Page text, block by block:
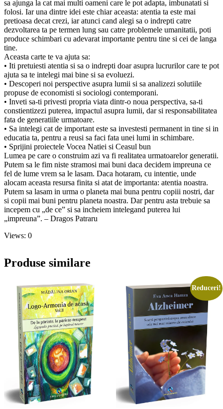
sa ajunga la cat mai multi oameni care le pot adapta, imbunatati si
folosi. Iar una dintre idei este chiar aceasta: atentia ta este mai
pretioasa decat crezi, iar atunci cand alegi sa o indrepti catre
dezvoltarea ta pe termen lung sau catre problemele umanitatii, poti
produce schimbari cu adevarat importante pentru tine si cei de langa
tine.
Aceasta carte te va ajuta sa:
• Iti pretuiesti atentia si sa o indrepti doar asupra lucrurilor care te pot
ajuta sa te intelegi mai bine si sa evoluezi.
• Descoperi noi perspective asupra lumii si sa analizezi solutiile
propuse de economisti si sociologi contemporani.
• Inveti sa-ti privesti propria viata dintr-o noua perspectiva, sa-ti
constientizezi puterea, impactul asupra lumii, dar si responsabilitatea
fata de generatiile urmatoare.
• Sa intelegi cat de important este sa investesti permanent in tine si in
educatia ta, pentru a reusi sa faci fata unei lumi in schimbare.
• Sprijini proiectele Vocea Natiei si Ceasul bun
Lumea pe care o construim azi va fi realitatea urmatoarelor generatii.
Putem sa le fim niste stramosi mai buni daca decidem impreuna ce
fel de lume vrem sa le lasam. Daca hotaram, cu intentie, unde
alocam aceasta resursa finita si atat de importanta: atentia noastra.
Putem sa lasam in urma o planeta mai buna pentru copiii nostri, dar
si copii mai buni pentru planeta noastra. Dar pentru asta trebuie sa
incepem cu „de ce” si sa incheiem intelegand puterea lui
„impreuna”. – Dragos Patraru
Views: 0
Produse similare
Reduceri!